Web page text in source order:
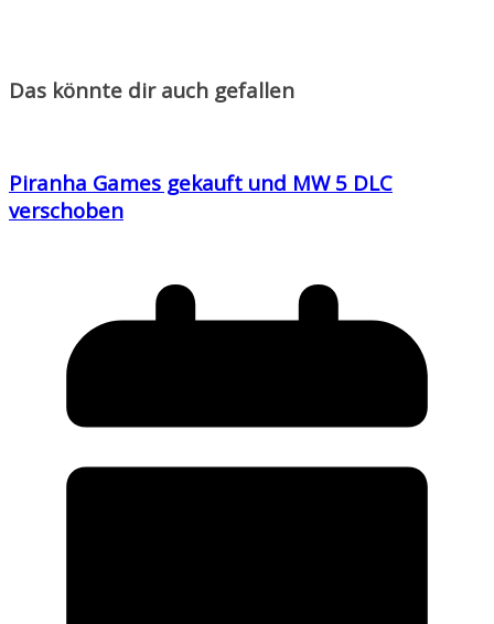
Das könnte dir auch gefallen
Piranha Games gekauft und MW 5 DLC
verschoben